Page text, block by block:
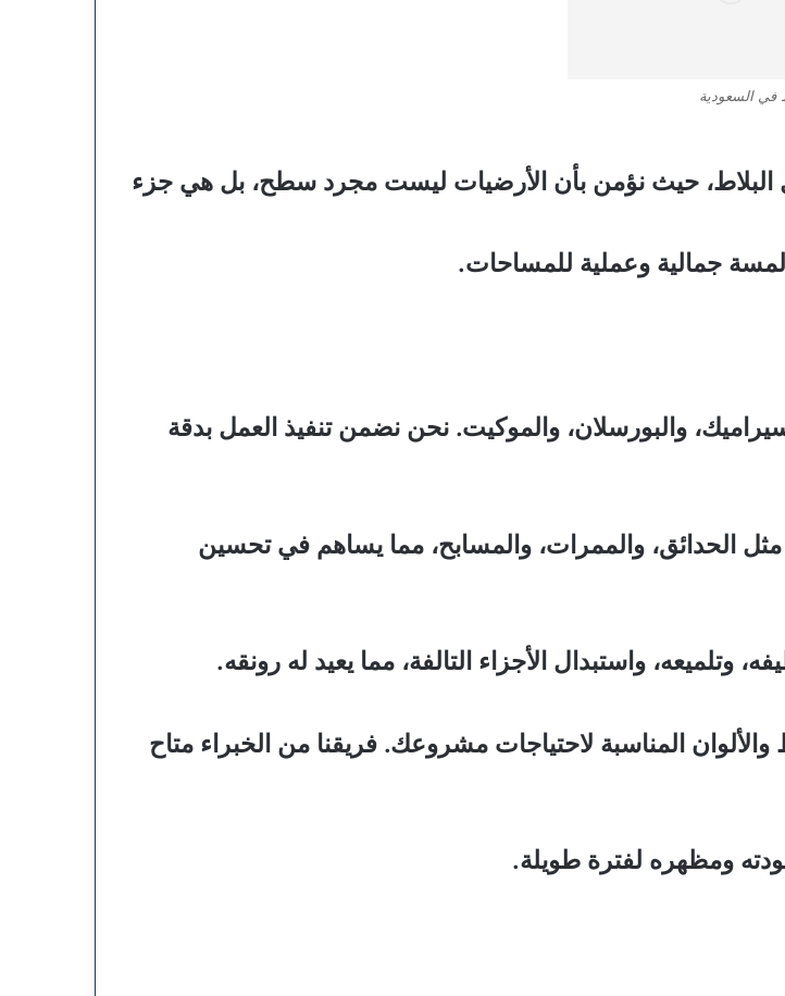
في السعودية
حيث نؤمن بأن الأرضيات ليست مجرد سطح، بل هي جزء
جمالية وعملية للمساحات.
والبورسلان، والموكيت. نحن نضمن تنفيذ العمل بدقة
الحدائق، والممرات، والمسابح، مما يساهم في تحسين
وتلميعه، واستبدال الأجزاء التالفة، مما يعيد له رونقه.
المناسبة لاحتياجات مشروعك. فريقنا من الخبراء متاح
ومظهره لفترة طويلة.